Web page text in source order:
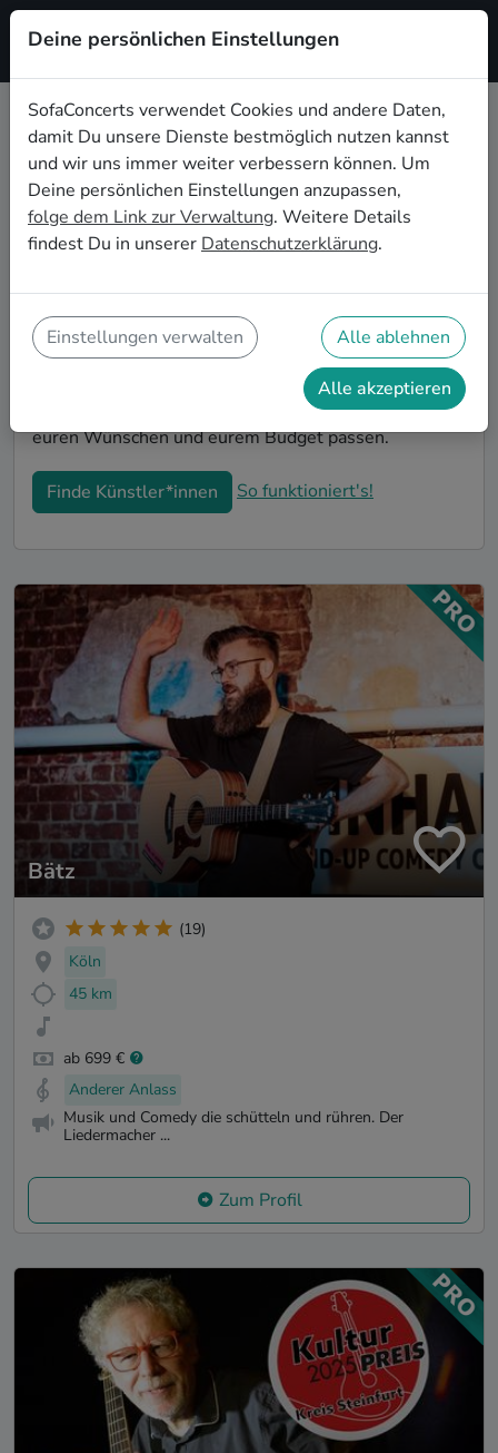
Registrieren
Chanson Live-Musik für den
Junggesellenabschied in
Mönchengladbach
Chanson Singer-Songwriter*innen und Bands sind die
Musik wird euer JGA zu einem unvergesslichen
Highlight - die Idee für besondere Feierlichkeiten vor
der Hochzeit! Auf SofaConcerts findet ihr Chanson
Musiker*innen in Mönchengladbach, die genau zu
euren Wünschen und eurem Budget passen.
Finde Künstler*innen So funktioniert's!
Bätz
(19)
Köln
45 km
ab 699 €
Anderer Anlass
Musik und Comedy die schütteln und rühren. Der
Liedermacher ...
Zum Profil
Deine persönlichen Einstellungen
SofaConcerts verwendet Cookies und andere Daten,
damit Du unsere Dienste bestmöglich nutzen kannst
und wir uns immer weiter verbessern können. Um
Deine persönlichen Einstellungen anzupassen,
folge dem Link zur Verwaltung. Weitere Details
findest Du in unserer Datenschutzerklärung.
Einstellungen verwalten Alle ablehnen
Alle akzeptieren